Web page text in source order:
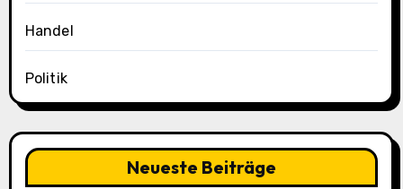
Handel
Politik
Neueste Beiträge